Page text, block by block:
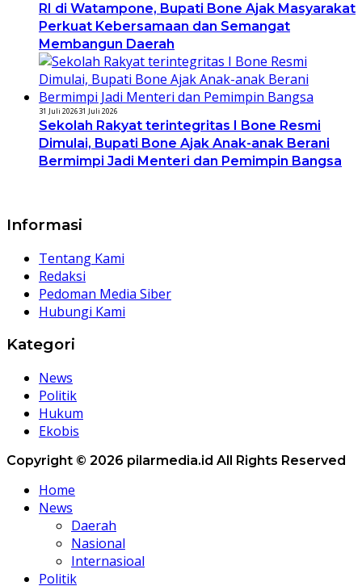
RI di Watampone, Bupati Bone Ajak Masyarakat
Perkuat Kebersamaan dan Semangat
Membangun Daerah
31 Juli 202631 Juli 2026
Sekolah Rakyat terintegritas I Bone Resmi
Dimulai, Bupati Bone Ajak Anak-anak Berani
Bermimpi Jadi Menteri dan Pemimpin Bangsa
Informasi
Tentang Kami
Redaksi
Pedoman Media Siber
Hubungi Kami
Kategori
News
Politik
Hukum
Ekobis
Copyright © 2026 pilarmedia.id All Rights Reserved
Home
News
Daerah
Nasional
Internasioal
Politik